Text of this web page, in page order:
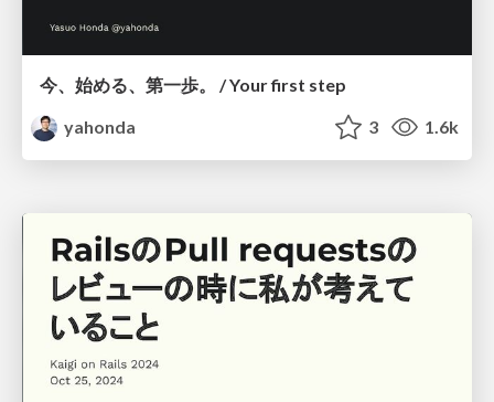
今、始める、第一歩。 / Your first step
yahonda
3 1.6k